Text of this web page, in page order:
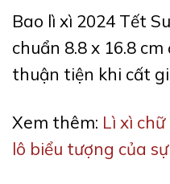
Bao lì xì 2024 Tết
chuẩn 8.8 x 16.8
thuận tiện khi cất
Xem thêm: Lì xì
lô biểu tượng của